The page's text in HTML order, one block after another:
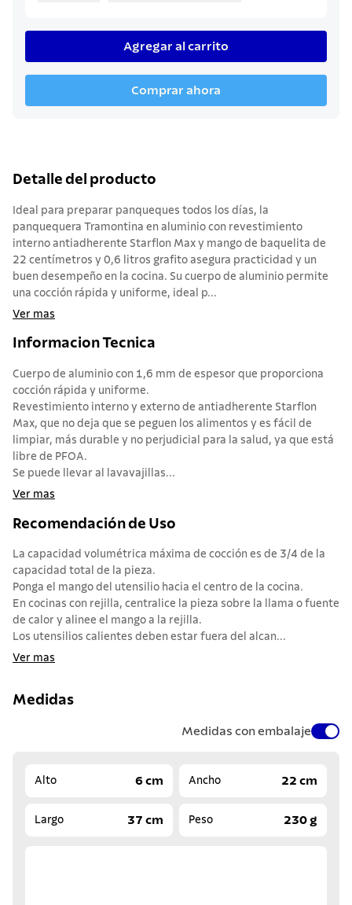
Agregar al carrito
Comprar ahora
Detalle del producto
Ideal para preparar panqueques todos los días, la
panquequera Tramontina en aluminio con revestimiento
interno antiadherente Starflon Max y mango de baquelita de
22 centímetros y 0,6 litros grafito asegura practicidad y un
buen desempeño en la cocina. Su cuerpo de aluminio permite
una cocción rápida y uniforme, ideal p...
Ver mas
Informacion Tecnica
Cuerpo de aluminio con 1,6 mm de espesor que proporciona
cocción rápida y uniforme.
Revestimiento interno y externo de antiadherente Starflon
Max, que no deja que se peguen los alimentos y es fácil de
limpiar, más durable y no perjudicial para la salud, ya que está
libre de PFOA.
Se puede llevar al lavavajillas...
Ver mas
Recomendación de Uso
La capacidad volumétrica máxima de cocción es de 3/4 de la
capacidad total de la pieza.
Ponga el mango del utensilio hacia el centro de la cocina.
En cocinas con rejilla, centralice la pieza sobre la llama o fuente
de calor y alinee el mango a la rejilla.
Los utensilios calientes deben estar fuera del alcan...
Ver mas
Medidas
Medidas con embalaje
Alto 6 cm Ancho 22 cm
Largo 37 cm Peso 230 g